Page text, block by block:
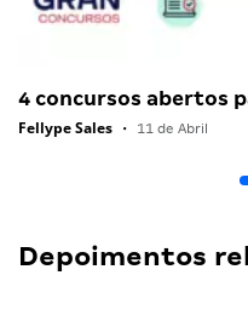
4 concursos abertos
Fellype Sales • 11 de Abril
Depoimentos